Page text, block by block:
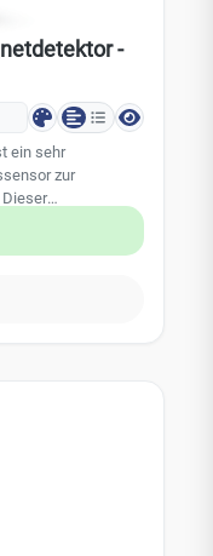
-
ein sehr
zur
Dieser
durch die
Braun
Daten:
innen
Grad 2,